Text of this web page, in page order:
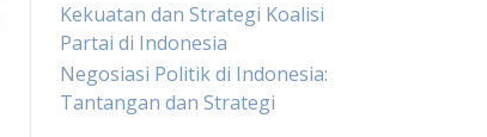
Kekuatan dan Strategi Koalisi
Partai di Indonesia
Negosiasi Politik di Indonesia:
Tantangan dan Strategi